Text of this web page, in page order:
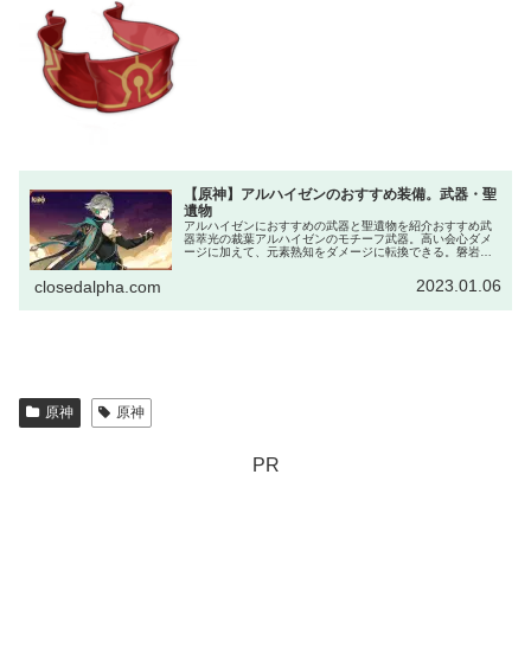
【原神】アルハイゼンのおすすめ装備。武器・聖
遺物
アルハイゼンにおすすめの武器と聖遺物を紹介おすすめ武
器萃光の裁葉アルハイゼンのモチーフ武器。高い会心ダメ
ージに加えて、元素熟知をダメージに転換できる。磐岩結
closedalpha.com 2023.01.06
原神 原神
PR